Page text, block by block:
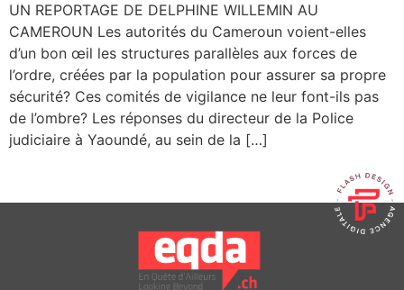
UN REPORTAGE DE DELPHINE WILLEMIN AU
CAMEROUN Les autorités du Cameroun voient-elles
d’un bon œil les structures parallèles aux forces de
l’ordre, créées par la population pour assurer sa propre
sécurité? Ces comités de vigilance ne leur font-ils pas
de l’ombre? Les réponses du directeur de la Police
judiciaire à Yaoundé, au sein de la […]